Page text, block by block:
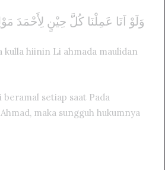
ﻭَﻟَﻮْ ﺍَﻧَﺎ ﻋَﻤِﻠْﻨَﺎ ﻛُﻞَّ ﺣِﻴْﻦٍ ﻟِﺄَﺣْﻤَﺪَ
kulla hiinin Li ahmada maulidan
beramal setiap saat Pada
maka sungguh hukumnya